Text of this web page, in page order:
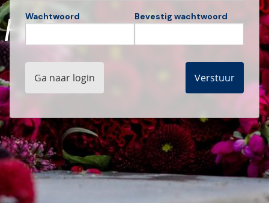
Hello, summer
Wachtwoord Bevestig wachtwoord
Verstuur
Ga naar login